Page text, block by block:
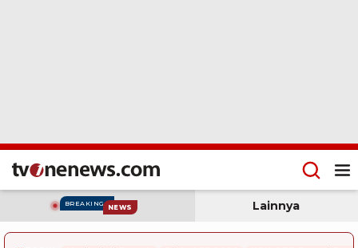
BREAKING NEWS Lainnya